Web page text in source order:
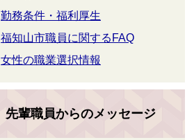
勤務条件・福利厚生
福知山市職員に関するFAQ
女性の職業選択情報
先輩職員からのメッセージ